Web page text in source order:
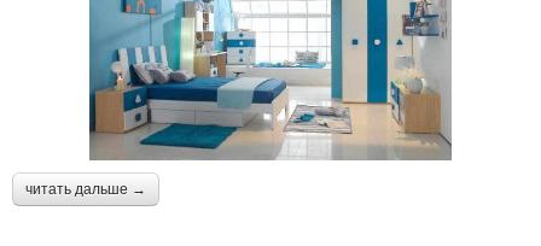
читать дальше →